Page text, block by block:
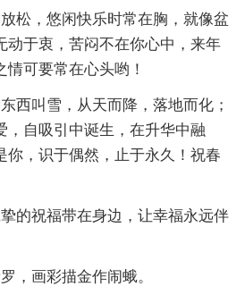
松，悠闲快乐时常在胸，就像盆
动于衷，苦闷不在你心中，来年
可要常在心头哟！
西叫雪，从天而降，落地而化；
，自吸引中诞生，在升华中融
你，识于偶然，止于永久！祝春
的祝福带在身边，让幸福永远伴
，画彩描金作闹蛾。